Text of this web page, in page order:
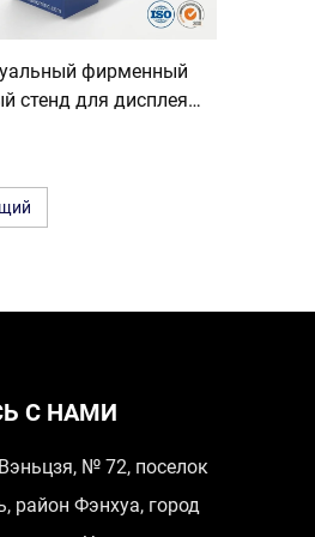
фирменный
стенд для дисплея
розничный стенд из
OEM
С НАМИ
№ 72, поселок
район Фэнхуа, город